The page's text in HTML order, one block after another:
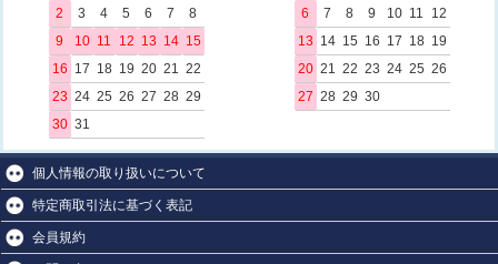
2
3 4 5 6 7
8
9
10 11 12 13 14 15
16 17 18 19 20 21 22
23 24 25 26 27 28 29
30 31
6
7 8 9 10 11
12
13 14 15 16 17 18 19
20 21 22 23 24 25 26
27 28 29 30
個人情報の取り扱いについて
特定商取引法に基づく表記
会員規約